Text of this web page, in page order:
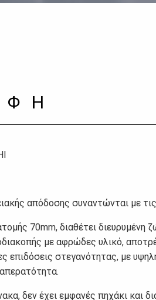
απόδοσης συναντώνται με
70mm, διαθέτει διευρυμένη
με αφρώδες υλικό,
επιδόσεις στεγανότητας, με
δεν έχει εμφανές πηχάκι και